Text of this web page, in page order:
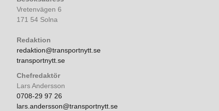
Vretenvägen 6
171 54 Solna
Redaktion
redaktion@transportnytt.se
transportnytt.se
Chefredaktör
Lars Andersson
0708-29 97 26
lars.andersson@transportnytt.se